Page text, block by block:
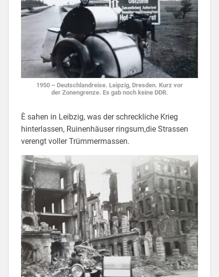
1950 – Deutschlandreise. Leipzig, Dresden. Kurz vor
der Zonengrenze. Es gab noch keine DDR.
È sahen in Leibzig, was der schreckliche Krieg
hinterlassen, Ruinenhäuser ringsum,die Strassen
verengt voller Trümmermassen.